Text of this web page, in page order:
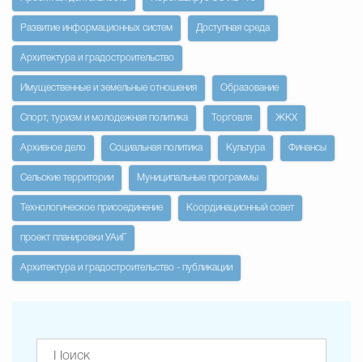
Развитие информационных систем Доступная среда
Архитектура и градостроительство
Имущественные и земельные отношения Образование
Спорт, туризм и молодежная политика Торговля ЖКХ
Архивное дело Социальная политика Культура Финансы
Сельские территории Муниципальные программы
Технологическое присоединение Координационный совет
проект планировки УАиГ
Архитектура и градостроительство - публикации